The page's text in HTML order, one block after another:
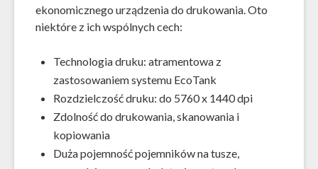
ekonomicznego urządzenia do drukowania. Oto
niektóre z ich wspólnych cech:
Technologia druku: atramentowa z
zastosowaniem systemu EcoTank
Rozdzielczość druku: do 5760 x 1440 dpi
Zdolność do drukowania, skanowania i
kopiowania
Duża pojemność pojemników na tusze,